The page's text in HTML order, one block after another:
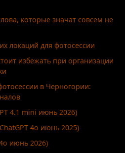
которые значат совсем не
локаций для фотосессии
избежать при организации
в Черногории:
4.1 mini июнь 2026)
4o июнь 2025)
июнь 2026)